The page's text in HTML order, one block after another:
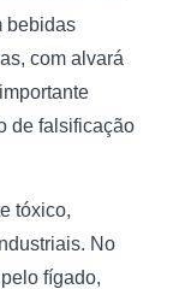
bebidas
com alvará
de falsificação
tóxico,
No
fígado,